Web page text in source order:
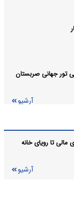
تور جهانی صربستان
آرشیو
تا رویای خانه
آرشیو